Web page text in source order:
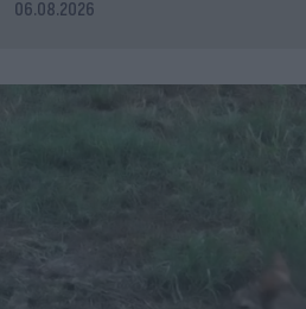
06.08.2026